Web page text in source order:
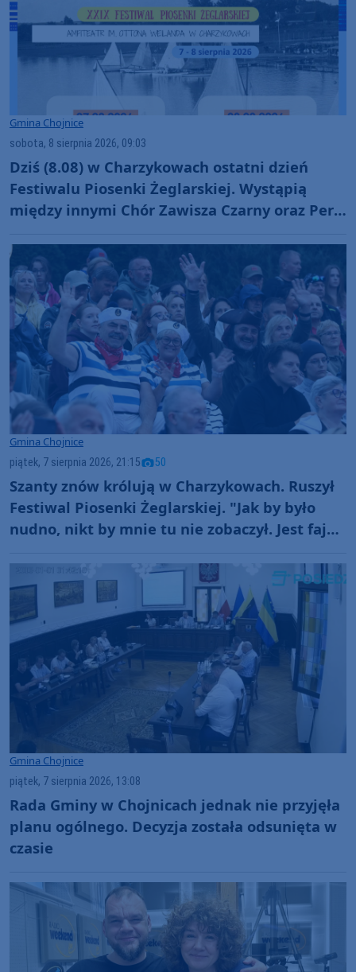
Gmina Chojnice
sobota, 8 sierpnia 2026, 09:03
Dziś (8.08) w Charzykowach ostatni dzień
Festiwalu Piosenki Żeglarskiej. Wystąpią
między innymi Chór Zawisza Czarny oraz Perły
Gmina Chojnice
piątek, 7 sierpnia 2026, 21:15 50
Szanty znów królują w Charzykowach. Ruszył
Festiwal Piosenki Żeglarskiej. "Jak by było
nudno, nikt by mnie tu nie zobaczył. Jest fajna
Gmina Chojnice
piątek, 7 sierpnia 2026, 13:08
Rada Gminy w Chojnicach jednak nie przyjęła
planu ogólnego. Decyzja została odsunięta w
czasie